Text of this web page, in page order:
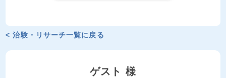
< 治験・リサーチ一覧に戻る
ゲスト 様